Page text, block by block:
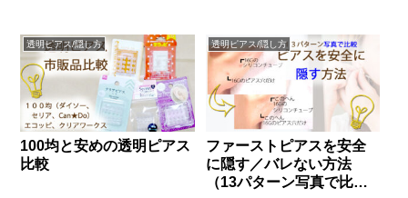
透明ピアス/隠し方
100均と安めの透明ピアス
比較
透明ピアス/隠し方
ファーストピアスを安全
に隠す／バレない方法
（13パターン写真で比